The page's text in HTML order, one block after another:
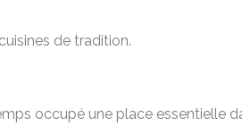
de tradition.
occupé une place essentielle